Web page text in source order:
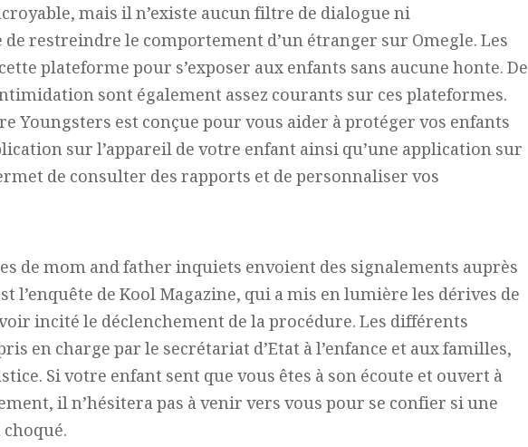
mais il n’existe aucun filtre de dialogue ni
restreindre le comportement d’un étranger sur Omegle. Les
plateforme pour s’exposer aux enfants sans aucune honte. De
sont également assez courants sur ces plateformes.
Youngsters est conçue pour vous aider à protéger vos enfants
sur l’appareil de votre enfant ainsi qu’une application sur
de consulter des rapports et de personnaliser vos
de mom and father inquiets envoient des signalements auprès
l’enquête de Kool Magazine, qui a mis en lumière les dérives de
incité le déclenchement de la procédure. Les différents
en charge par le secrétariat d’Etat à l’enfance et aux familles,
Si votre enfant sent que vous êtes à son écoute et ouvert à
il n’hésitera pas à venir vers vous pour se confier si une